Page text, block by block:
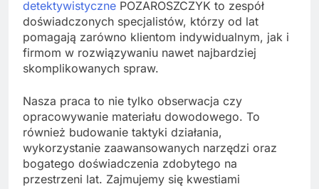
detektywistyczne POZAROSZCZYK to zespół
doświadczonych specjalistów, którzy od lat
pomagają zarówno klientom indywidualnym, jak i
firmom w rozwiązywaniu nawet najbardziej
skomplikowanych spraw.
Nasza praca to nie tylko obserwacja czy
opracowywanie materiału dowodowego. To
również budowanie taktyki działania,
wykorzystanie zaawansowanych narzędzi oraz
bogatego doświadczenia zdobytego na
przestrzeni lat. Zajmujemy się kwestiami